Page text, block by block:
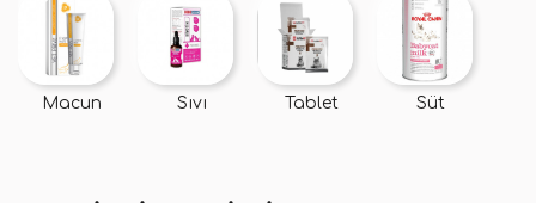
Macun Sıvı Tablet Süt